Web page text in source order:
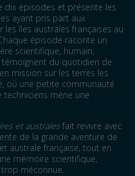
dix épisodes et présente les
ayant pris part aux
îles australes françaises au
épisode raconte un
scientifique, humain,
du quotidien de
mission sur les terres les
où une petite communauté
mène une
et australes fait revivre avec
de la grande aventure de
australe française, tout en
mémoire scientifique,
méconnue.